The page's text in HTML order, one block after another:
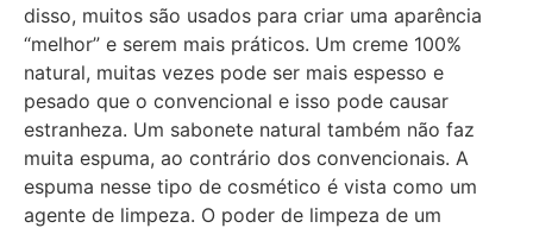
disso, muitos são usados para criar uma aparência
“melhor” e serem mais práticos. Um creme 100%
natural, muitas vezes pode ser mais espesso e
pesado que o convencional e isso pode causar
estranheza. Um sabonete natural também não faz
muita espuma, ao contrário dos convencionais. A
espuma nesse tipo de cosmético é vista como um
agente de limpeza. O poder de limpeza de um